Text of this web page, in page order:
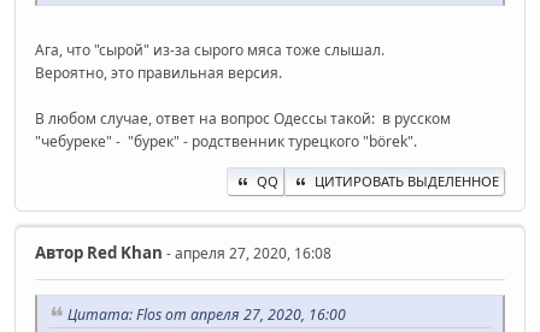
Ага, что "сырой" из-за сырого мяса тоже слышал.
Вероятно, это правильная версия.
В любом случае, ответ на вопрос Одессы такой: в русском
"чебуреке" - "бурек" - родственник турецкого "börek".
QQ ЦИТИРОВАТЬ ВЫДЕЛЕННОЕ
Автор Red Khan - апреля 27, 2020, 16:08
Цитата: Flos от апреля 27, 2020, 16:00